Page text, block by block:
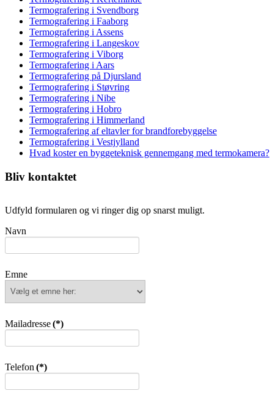
Termografering i Svendborg
Termografering i Faaborg
Termografering i Assens
Termografering i Langeskov
Termografering i Viborg
Termografering i Aars
Termografering på Djursland
Termografering i Støvring
Termografering i Nibe
Termografering i Hobro
Termografering i Himmerland
Termografering af eltavler for brandforebyggelse
Termografering i Vestjylland
Hvad koster en byggeteknisk gennemgang med termokamera?
Bliv kontaktet
Udfyld formularen og vi ringer dig op snarst muligt.
Navn
Emne
Mailadresse(*)
Telefon (*)